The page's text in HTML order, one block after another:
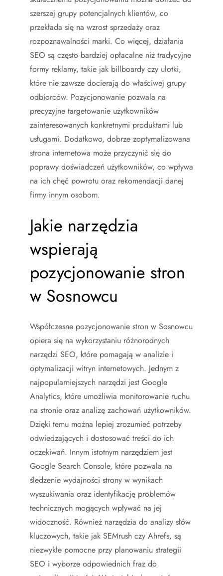
szerszej grupy potencjalnych klientów, co
przekłada się na wzrost sprzedaży oraz
rozpoznawalności marki. Co więcej, działania
SEO są często bardziej opłacalne niż tradycyjne
formy reklamy, takie jak billboardy czy ulotki,
które nie zawsze docierają do właściwej grupy
odbiorców. Pozycjonowanie pozwala na
precyzyjne targetowanie użytkowników
zainteresowanych konkretnymi produktami lub
usługami. Dodatkowo, dobrze zoptymalizowana
strona internetowa może przyczynić się do
poprawy doświadczeń użytkowników, co wpływa
na ich chęć powrotu oraz rekomendacji danej
firmy innym osobom.
Jakie narzędzia
wspierają
pozycjonowanie stron
w Sosnowcu
Współczesne pozycjonowanie stron w Sosnowcu
opiera się na wykorzystaniu różnorodnych
narzędzi SEO, które pomagają w analizie i
optymalizacji witryn internetowych. Jednym z
najpopularniejszych narzędzi jest Google
Analytics, które umożliwia monitorowanie ruchu
na stronie oraz analizę zachowań użytkowników.
Dzięki temu można lepiej zrozumieć potrzeby
odwiedzających i dostosować treści do ich
oczekiwań. Innym istotnym narzędziem jest
Google Search Console, które pozwala na
śledzenie wydajności strony w wynikach
wyszukiwania oraz identyfikację problemów
technicznych mogących wpływać na jej
widoczność. Również narzędzia do analizy słów
kluczowych, takie jak SEMrush czy Ahrefs, są
niezwykle pomocne przy planowaniu strategii
SEO i wyborze odpowiednich fraz do